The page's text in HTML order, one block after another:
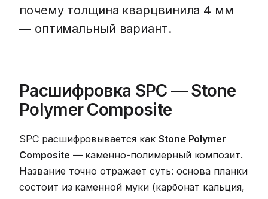
почему толщина кварцвинила 4 мм
— оптимальный вариант.
Расшифровка SPC — Stone
Polymer Composite
SPC расшифровывается как Stone Polymer
Composite — каменно-полимерный композит.
Название точно отражает суть: основа планки
состоит из каменной муки (карбонат кальция,